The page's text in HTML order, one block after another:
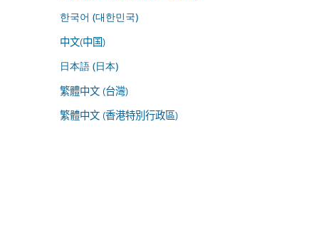
한국어 (대한민국)
中文(中国)
日本語 (日本)
繁體中文 (台灣)
繁體中文 (香港特別行政區)